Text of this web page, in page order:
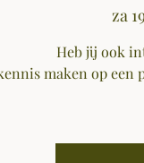
za
Heb jij ook
maken op een